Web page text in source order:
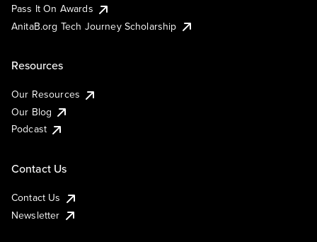
Pass It On Awards
AnitaB.org Tech Journey Scholarship
Resources
Our Resources
Our Blog
Podcast
Contact Us
Contact Us
Newsletter